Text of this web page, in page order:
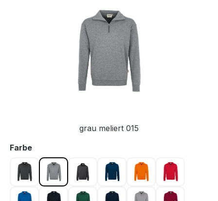
grau meliert 015
Farbeauswählen
anthrazit 028grau meliert 015karbongrau 064
marine 003orange 027rot 002